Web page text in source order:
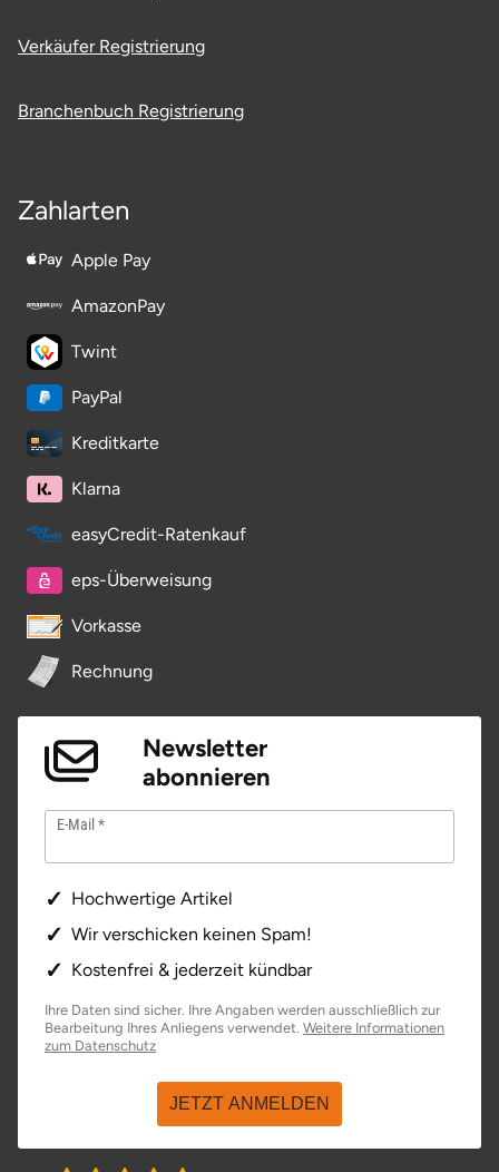
Verkäufer Registrierung
Branchenbuch Registrierung
Zahlarten
Apple Pay
AmazonPay
Twint
PayPal
Kreditkarte
Klarna
easyCredit-Ratenkauf
eps-Überweisung
Vorkasse
Rechnung
Newsletter
abonnieren
E-Mail
Hochwertige Artikel
Wir verschicken keinen Spam!
Kostenfrei & jederzeit kündbar
Ihre Daten sind sicher. Ihre Angaben werden ausschließlich zur
Bearbeitung Ihres Anliegens verwendet. Weitere Informationen
zum Datenschutzöffnet in neuem Fenster
JETZT ANMELDEN